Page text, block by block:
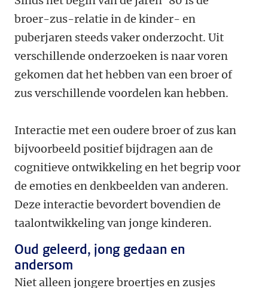
broer-zus-relatie in de kinder- en
puberjaren steeds vaker onderzocht. Uit
verschillende onderzoeken is naar voren
gekomen dat het hebben van een broer of
zus verschillende voordelen kan hebben.
Interactie met een oudere broer of zus kan
bijvoorbeeld positief bijdragen aan de
cognitieve ontwikkeling en het begrip voor
de emoties en denkbeelden van anderen.
Deze interactie bevordert bovendien de
taalontwikkeling van jonge kinderen.
Oud geleerd, jong gedaan en
andersom
Niet alleen jongere broertjes en zusjes